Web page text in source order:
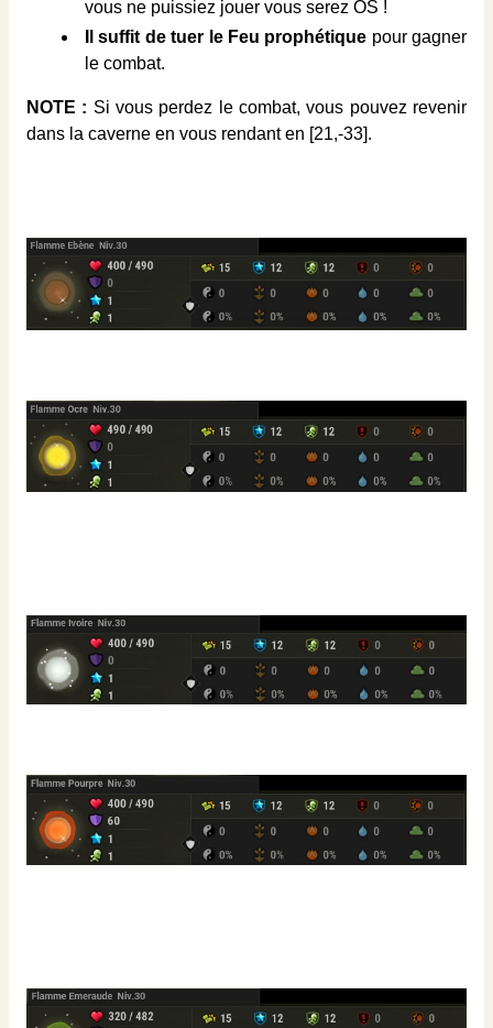
vous ne puissiez jouer vous serez OS !
Il suffit de tuer le Feu prophétique pour gagner
le combat.
NOTE : Si vous perdez le combat, vous pouvez revenir
dans la caverne en vous rendant en [21,-33].